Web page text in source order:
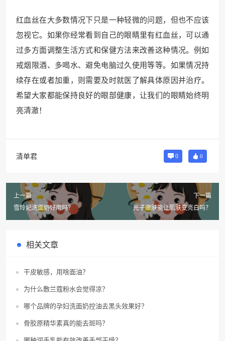
红血丝在大多数情况下只是一种轻微的问题，但也不应该
忽视它。如果你经常看到自己的眼睛里有红血丝，可以通
过多方面调整生活方式和保健方法来改善这种情况。例如
戒烟限酒、多喝水、避免电脑过久使用等等。如果情况持
续存在或者加重，则需要及时就医了解具体原因并治疗。
希望大家都能保持良好的眼部健康，让我们的眼睛始终明
亮清澈！
清单君 0 0
上一篇
雪玲妃洗面奶好用吗？
下一篇
光子嫩肤能让肌肤变亮白吗？
相关文章
干皮敏感，用啥面油？
为什么敷兰蔻粉水会觉得凉？
哪个品牌的孕妇洗面奶控油去黑头效果好？
骨胶原精华素真的能去斑吗？